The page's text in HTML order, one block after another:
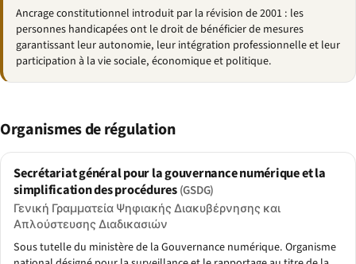
Ancrage constitutionnel introduit par la révision de 2001 : les
personnes handicapées ont le droit de bénéficier de mesures
garantissant leur autonomie, leur intégration professionnelle et leur
participation à la vie sociale, économique et politique.
Organismes de régulation
Secrétariat général pour la gouvernance numérique et la
simplification des procédures(GSDG)
Γενική Γραμματεία Ψηφιακής Διακυβέρνησης και
Απλούστευσης Διαδικασιών
Sous tutelle du ministère de la Gouvernance numérique. Organisme